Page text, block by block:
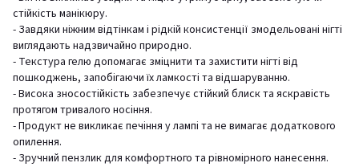
стійкість манікюру.
- Завдяки ніжним відтінкам і рідкій консистенції змодельовані нігті
виглядають надзвичайно природно.
- Текстура гелю допомагає зміцнити та захистити нігті від
пошкоджень, запобігаючи їх ламкості та відшаруванню.
- Висока зносостійкість забезпечує стійкий блиск та яскравість
протягом тривалого носіння.
- Продукт не викликає печіння у лампі та не вимагає додаткового
опилення.
- Зручний пензлик для комфортного та рівномірного нанесення.